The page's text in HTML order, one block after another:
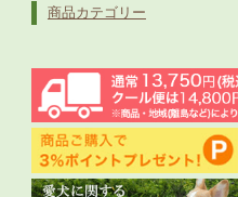
商品カテゴリー